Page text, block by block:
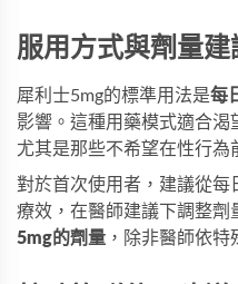
服用方式與劑量建
犀利士5mg的標準用法是每
影響。這種用藥模式適合渴
尤其是那些不希望在性行為
對於首次使用者，建議從每
療效，在醫師建議下調整劑
5mg的劑量 ，除非醫師依特